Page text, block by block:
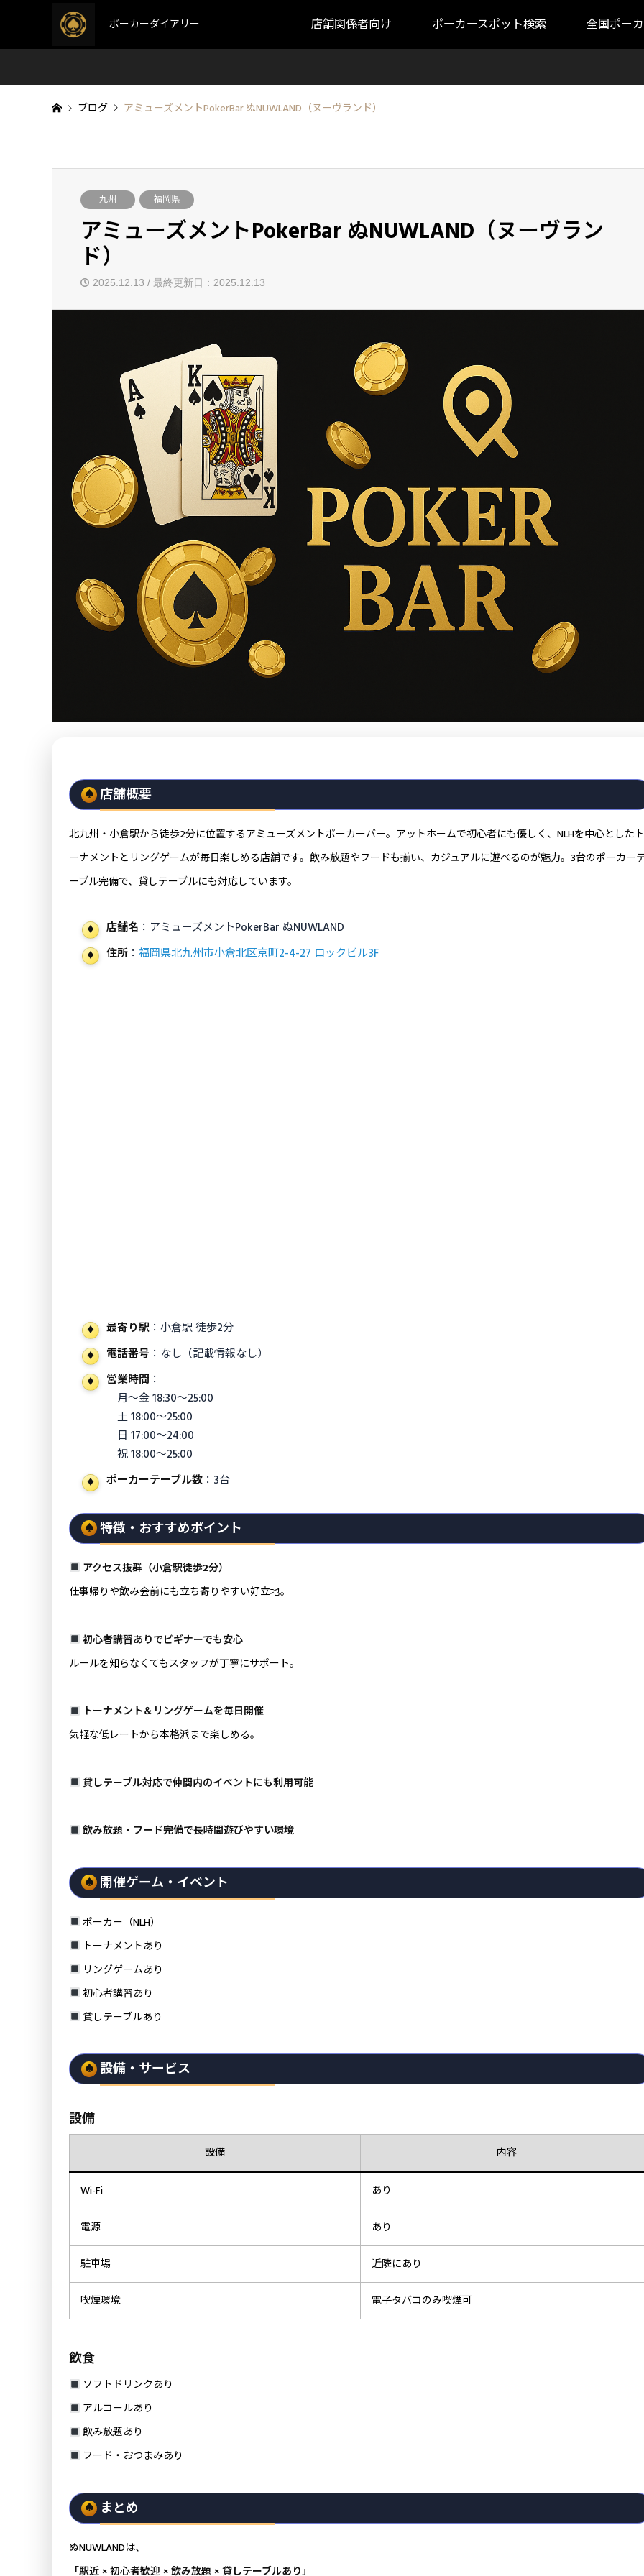
ポーカーダイアリー 店舗関係者向け ポーカースポット検索 全国ポー
ブログ アミューズメントPokerBar ぬNUWLAND（ヌーヴランド）
九州 福岡県
アミューズメントPokerBar ぬNUWLAND（ヌーヴラン
ド）
2025.12.13 / 最終更新日：2025.12.13
店舗概要
北九州・小倉駅から徒歩2分に位置するアミューズメントポーカーバー。アットホームで初心者にも優しく、NLHを中心としたト
ーナメントとリングゲームが毎日楽しめる店舗です。飲み放題やフードも揃い、カジュアルに遊べるのが魅力。3台のポーカー
ーブル完備で、貸しテーブルにも対応しています。
店舗名 ：アミューズメントPokerBar ぬNUWLAND
住所 ：福岡県北九州市小倉北区京町2-4-27 ロックビル3F
最寄り駅 ：小倉駅 徒歩2分
電話番号 ：なし（記載情報なし）
営業時間 ：
月〜金 18:30〜25:00
土 18:00〜25:00
日 17:00〜24:00
祝 18:00〜25:00
ポーカーテーブル数 ：3台
特徴・おすすめポイント
アクセス抜群（小倉駅徒歩2分）
仕事帰りや飲み会前にも立ち寄りやすい好立地。
初心者講習ありでビギナーでも安心
ルールを知らなくてもスタッフが丁寧にサポート。
トーナメント＆リングゲームを毎日開催
気軽な低レートから本格派まで楽しめる。
貸しテーブル対応で仲間内のイベントにも利用可能
飲み放題・フード完備で長時間遊びやすい環境
開催ゲーム・イベント
ポーカー（NLH）
トーナメントあり
リングゲームあり
初心者講習あり
貸しテーブルあり
設備・サービス
設備
設備 内容
Wi-Fi あり
電源 あり
駐車場 近隣にあり
喫煙環境 電子タバコのみ喫煙可
飲食
ソフトドリンクあり
アルコールあり
飲み放題あり
フード・おつまみあり
まとめ
ぬNUWLANDは、
「駅近 × 初心者歓迎 × 飲み放題 × 貸しテーブルあり」